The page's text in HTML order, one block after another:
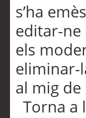
s’ha
editar-ne
els
eliminar-
al mig de
Torna a